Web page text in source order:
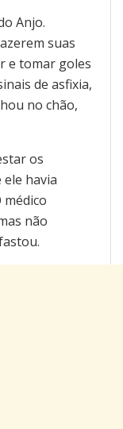
Anjo.
suas
e tomar goles
de asfixia,
no chão,
os
havia
não